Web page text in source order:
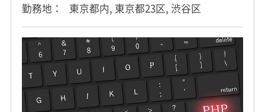
勤務地 東京都内, 東京都23区, 渋谷区